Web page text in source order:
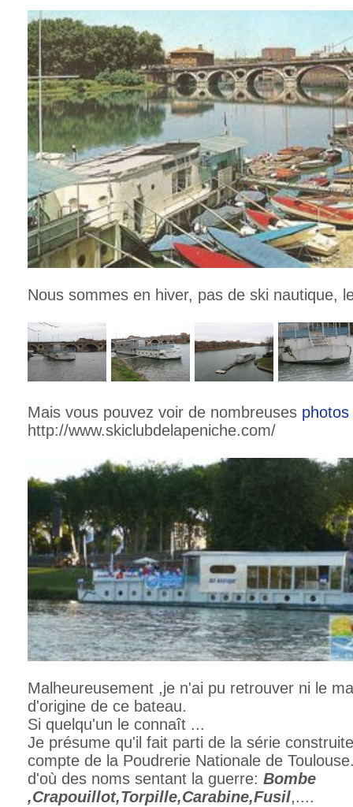
Nous sommes en hiver, pas de ski nautique,
Mais vous pouvez voir de nombreuses photos
http://www.skiclubdelapeniche.com/
Malheureusement ,je n'ai pu retrouver ni le
d'origine de ce bateau.
Si quelqu'un le connaît ...
Je présume qu'il fait parti de la série
compte de la Poudrerie Nationale de
d'où des noms sentant la guerre: Bombe
,Crapouillot,Torpille,Carabine,Fusil,....